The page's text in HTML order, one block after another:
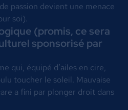
passion devient une menace
soi).
(promis, ce sera
sponsorisé par
qui, équipé d’ailes en cire,
toucher le soleil. Mauvaise
a fini par plonger droit dans